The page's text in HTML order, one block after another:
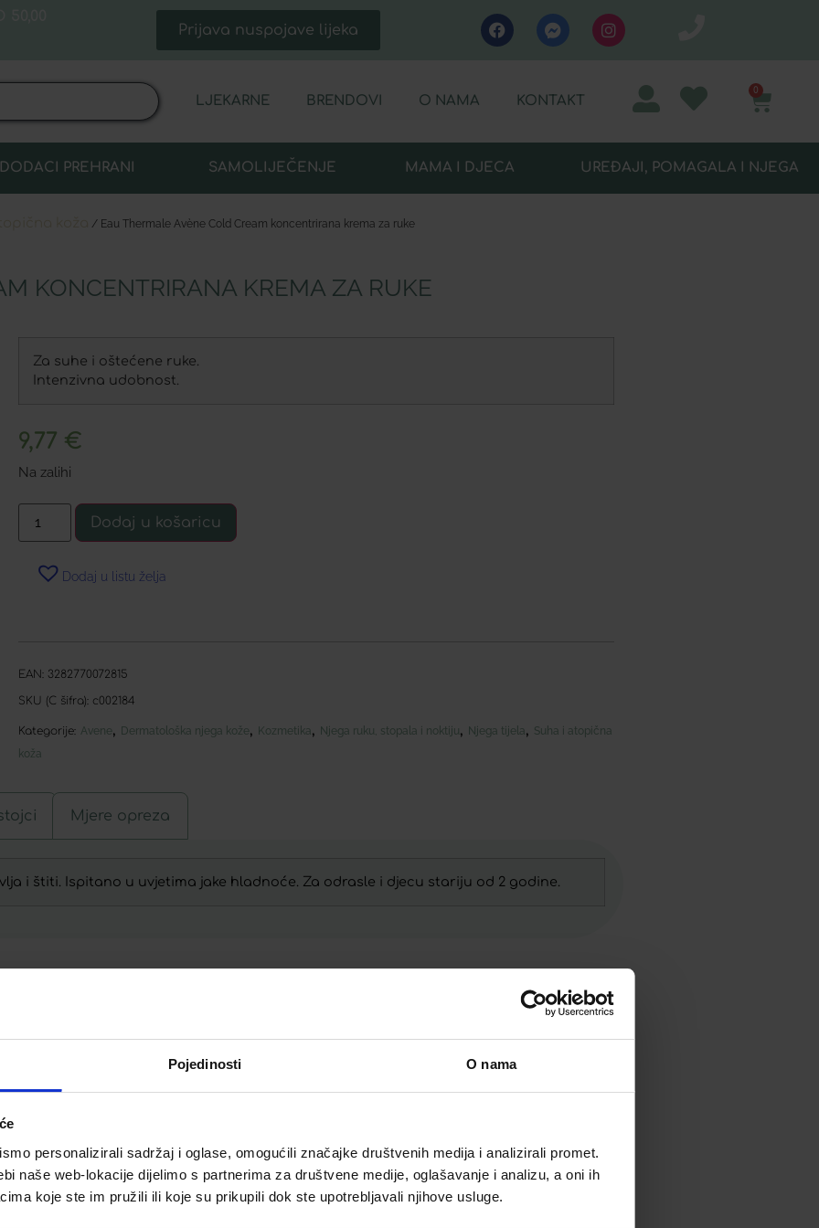
Pojedinosti O nama
personalizirali sadržaj i oglase, omogućili značajke društvenih medija i analizirali promet.
naše web-lokacije dijelimo s partnerima za društvene medije, oglašavanje i analizu, a oni ih
koje ste im pružili ili koje su prikupili dok ste upotrebljavali njihove usluge.
Prijava nuspojave lijeka
LJEKARNE BRENDOVI O NAMA KONTAKT
0
DODACI PREHRANI SAMOLIJEČENJE MAMA I DJECA UREĐAJI, POMAGALA I NJEGA
/ Eau Thermale Avène Cold Cream koncentrirana krema za ruke
KONCENTRIRANA KREMA ZA RUKE
Za suhe i oštećene ruke.
Intenzivna udobnost.
9,77 €
Na zalihi
Dodaj u košaricu
Dodaj u listu želja
EAN: 3282770072815
SKU (C šifra): c002184
Kategorije: Avene, Dermatološka njega kože, Kozmetika, Njega ruku, stopala i noktiju, Njega tijela, Suha i atopična
koža
Mjere opreza
i štiti. Ispitano u uvjetima jake hladnoće. Za odrasle i djecu stariju od 2 godine.